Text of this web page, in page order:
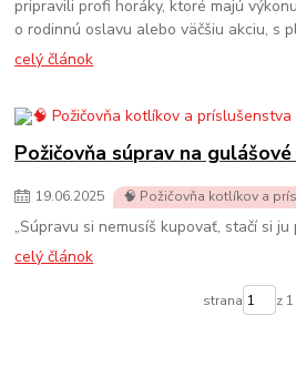
pripravili profi horáky, ktoré majú
o rodinnú oslavu alebo väčšiu akciu, s
celý článok
Požičovňa súprav na
19.06.2025 🧠 Požičovňa kotlíkov a
„Súpravu si nemusíš kupovať, stačí si ju
celý článok
strana z 1